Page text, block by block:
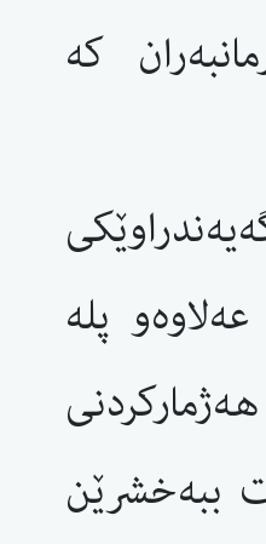
کە
عەلاوەو پلە
ببەخشرێن